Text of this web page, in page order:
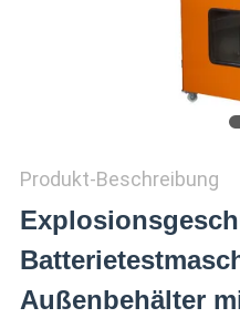
POLICY
Produkt-Beschreibung
Außenbehälter